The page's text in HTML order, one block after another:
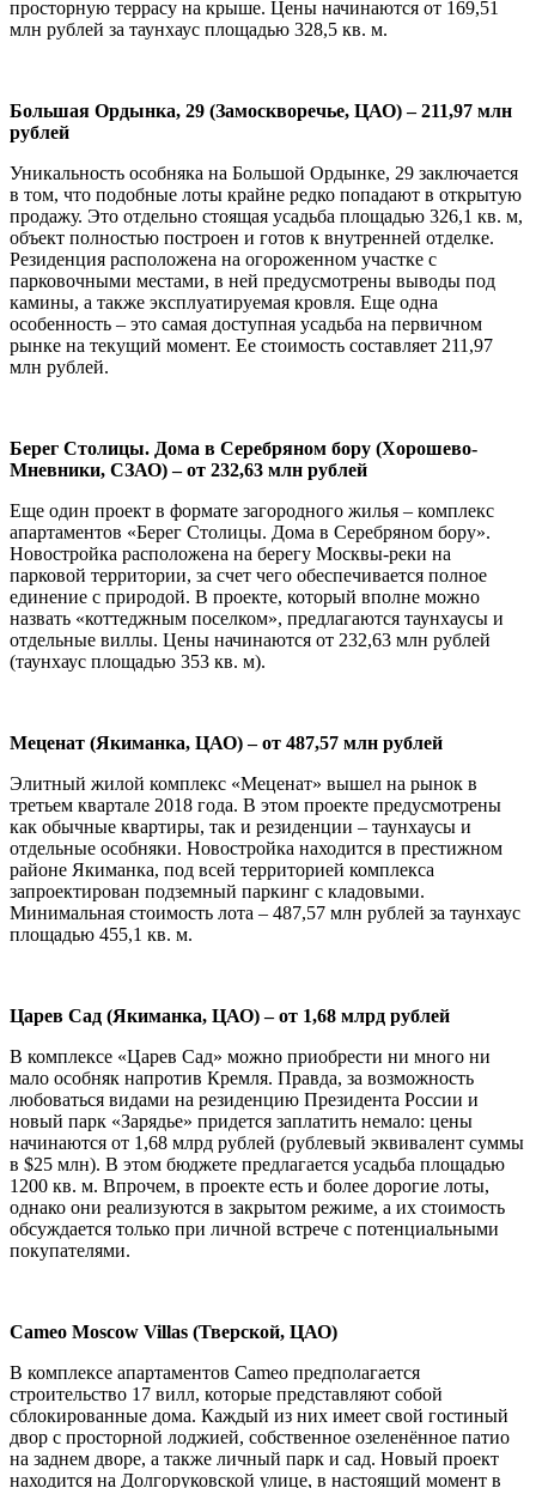
просторную террасу на крыше. Цены начинаются от 169,51
млн рублей за таунхаус площадью 328,5 кв. м.
Большая Ордынка, 29 (Замоскворечье, ЦАО) – 211,97 млн
рублей
Уникальность особняка на Большой Ордынке, 29 заключается
в том, что подобные лоты крайне редко попадают в открытую
продажу. Это отдельно стоящая усадьба площадью 326,1 кв. м,
объект полностью построен и готов к внутренней отделке.
Резиденция расположена на огороженном участке с
парковочными местами, в ней предусмотрены выводы под
камины, а также эксплуатируемая кровля. Еще одна
особенность – это самая доступная усадьба на первичном
рынке на текущий момент. Ее стоимость составляет 211,97
млн рублей.
Берег Столицы. Дома в Серебряном бору (Хорошево-
Мневники, СЗАО) – от 232,63 млн рублей
Еще один проект в формате загородного жилья – комплекс
апартаментов «Берег Столицы. Дома в Серебряном бору».
Новостройка расположена на берегу Москвы-реки на
парковой территории, за счет чего обеспечивается полное
единение с природой. В проекте, который вполне можно
назвать «коттеджным поселком», предлагаются таунхаусы и
отдельные виллы. Цены начинаются от 232,63 млн рублей
(таунхаус площадью 353 кв. м).
Меценат (Якиманка, ЦАО) – от 487,57 млн рублей
Элитный жилой комплекс «Меценат» вышел на рынок в
третьем квартале 2018 года. В этом проекте предусмотрены
как обычные квартиры, так и резиденции – таунхаусы и
отдельные особняки. Новостройка находится в престижном
районе Якиманка, под всей территорией комплекса
запроектирован подземный паркинг с кладовыми.
Минимальная стоимость лота – 487,57 млн рублей за таунхаус
площадью 455,1 кв. м.
Царев Сад (Якиманка, ЦАО) – от 1,68 млрд рублей
В комплексе «Царев Сад» можно приобрести ни много ни
мало особняк напротив Кремля. Правда, за возможность
любоваться видами на резиденцию Президента России и
новый парк «Зарядье» придется заплатить немало: цены
начинаются от 1,68 млрд рублей (рублевый эквивалент суммы
в $25 млн). В этом бюджете предлагается усадьба площадью
1200 кв. м. Впрочем, в проекте есть и более дорогие лоты,
однако они реализуются в закрытом режиме, а их стоимость
обсуждается только при личной встрече с потенциальными
покупателями.
Cameo Moscow Villas (Тверской, ЦАО)
В комплексе апартаментов Cameo предполагается
строительство 17 вилл, которые представляют собой
сблокированные дома. Каждый из них имеет свой гостиный
двор с просторной лоджией, собственное озеленённое патио
на заднем дворе, а также личный парк и сад. Новый проект
находится на Долгоруковской улице, в настоящий момент в